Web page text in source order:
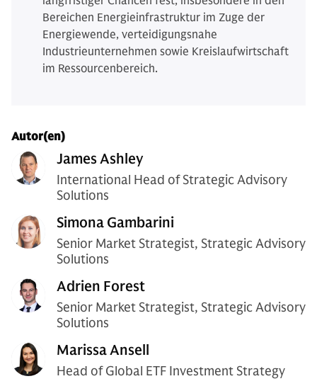
Bereichen Energieinfrastruktur im Zuge der
Energiewende, verteidigungsnahe
Industrieunternehmen sowie Kreislaufwirtschaft
im Ressourcenbereich.
Autor(en)
James Ashley
International Head of Strategic Advisory
Solutions
Simona Gambarini
Senior Market Strategist, Strategic Advisory
Solutions
Adrien Forest
Senior Market Strategist, Strategic Advisory
Solutions
Marissa Ansell
Head of Global ETF Investment Strategy